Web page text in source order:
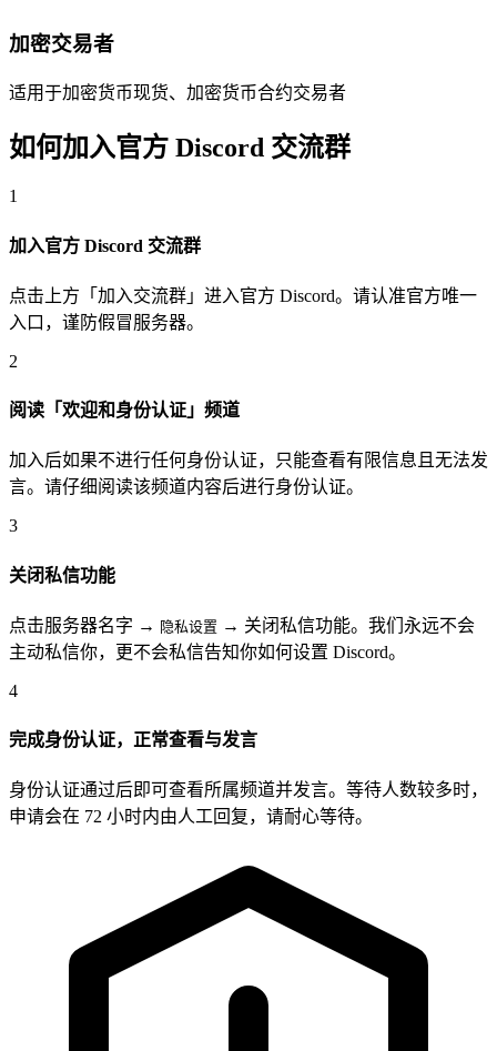
加密交易者
适用于加密货币现货、加密货币合约交易者
如何加入官方 Discord 交流群
1
加入官方 Discord 交流群
点击上方「加入交流群」进入官方 Discord。请认准官方唯一
入口，谨防假冒服务器。
2
阅读「欢迎和身份认证」频道
加入后如果不进行任何身份认证，只能查看有限信息且无法发
言。请仔细阅读该频道内容后进行身份认证。
3
关闭私信功能
点击服务器名字 → 隐私设置 → 关闭私信功能。我们永远不会
主动私信你，更不会私信告知你如何设置 Discord。
4
完成身份认证，正常查看与发言
身份认证通过后即可查看所属频道并发言。等待人数较多时，
申请会在 72 小时内由人工回复，请耐心等待。